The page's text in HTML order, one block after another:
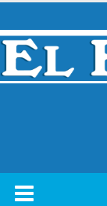
Skip
content